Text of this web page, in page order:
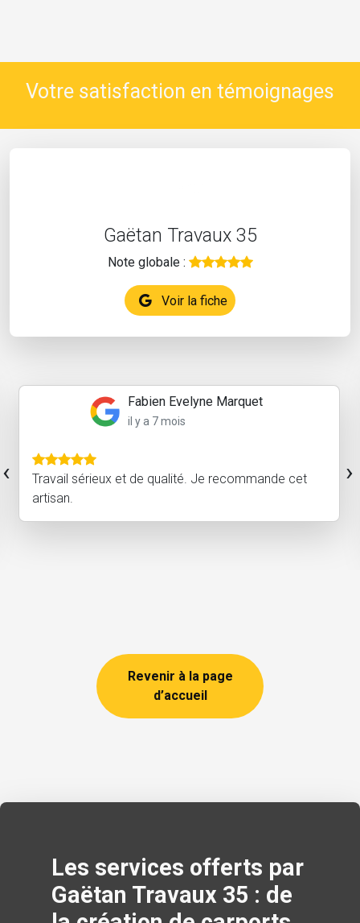
Votre satisfaction en témoignages
Gaëtan Travaux 35
Note globale :
Voir la fiche
Très content du travail effectué par Gaëtan, tout
s'est bien passé, respect des délais et
communication très facile pour l'organisation du
chantier. Je recommande cet artisan et ferai
‹ ›
Revenir à la page
d’accueil
Les services offerts par
Gaëtan Travaux 35 : de